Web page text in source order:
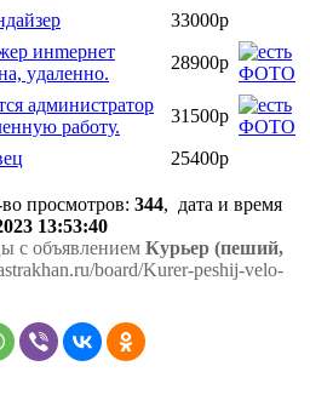
33000р
инmернeт
yдалeнно.
28900р
администратор
работу.
31500р
25400р
просмотров: 344, дата и время
13:53:40
с объявлением Курьер (пеший,
board/Kurer-peshij-velo-